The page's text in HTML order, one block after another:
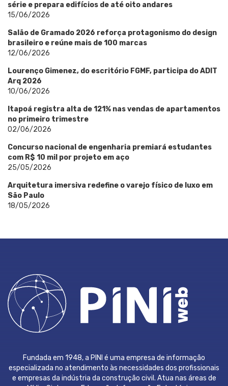
série e prepara edifícios de até oito andares
15/06/2026
Salão de Gramado 2026 reforça protagonismo do design
brasileiro e reúne mais de 100 marcas
12/06/2026
Lourenço Gimenez, do escritório FGMF, participa do ADIT
Arq 2026
10/06/2026
Itapoá registra alta de 121% nas vendas de apartamentos
no primeiro trimestre
02/06/2026
Concurso nacional de engenharia premiará estudantes
com R$ 10 mil por projeto em aço
25/05/2026
Arquitetura imersiva redefine o varejo físico de luxo em
São Paulo
18/05/2026
Fundada em 1948, a PINI é uma empresa de informação
especializada no atendimento às necessidades dos profissionais
e empresas da indústria da construção civil. Atua nas áreas de